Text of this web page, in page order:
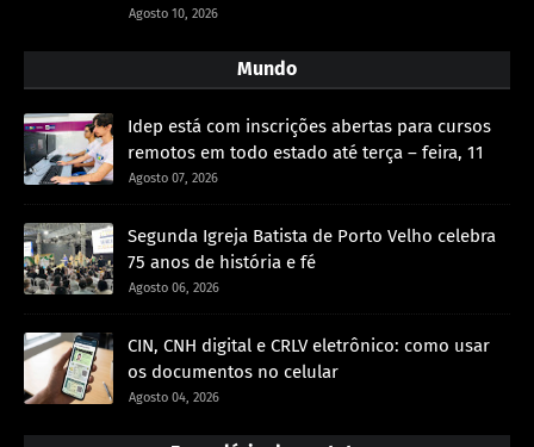
Agosto 10, 2026
Mundo
Idep está com inscrições abertas para cursos
remotos em todo estado até terça – feira, 11
Agosto 07, 2026
Segunda Igreja Batista de Porto Velho celebra
75 anos de história e fé
Agosto 06, 2026
CIN, CNH digital e CRLV eletrônico: como usar
os documentos no celular
Agosto 04, 2026